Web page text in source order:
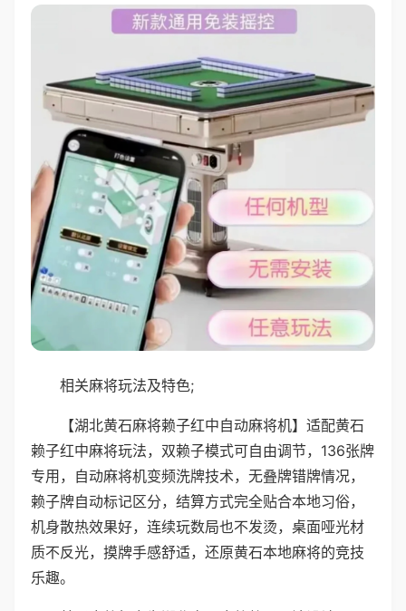
相关麻将玩法及特色;
【湖北黄石麻将赖子红中自动麻将机】适配黄石
赖子红中麻将玩法，双赖子模式可自由调节，136张牌
专用，自动麻将机变频洗牌技术，无叠牌错牌情况，
赖子牌自动标记区分，结算方式完全贴合本地习俗，
机身散热效果好，连续玩数局也不发烫，桌面哑光材
质不反光，摸牌手感舒适，还原黄石本地麻将的竞技
乐趣。